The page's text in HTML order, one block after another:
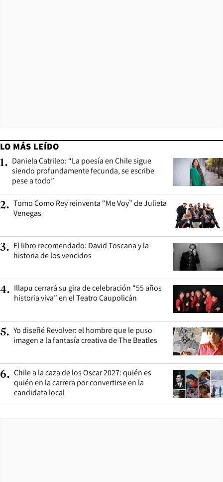
LO MÁS LEÍDO
1. Daniela Catrileo: “La poesía en Chile sigue
siendo profundamente fecunda, se escribe
pese a todo”
2. Tomo Como Rey reinventa “Me Voy” de Julieta
Venegas
3. El libro recomendado: David Toscana y la
historia de los vencidos
4. Illapu cerrará su gira de celebración “55 años
historia viva” en el Teatro Caupolicán
5. Yo diseñé Revolver: el hombre que le puso
imagen a la fantasía creativa de The Beatles
6. Chile a la caza de los Oscar 2027: quién es
quién en la carrera por convertirse en la
candidata local